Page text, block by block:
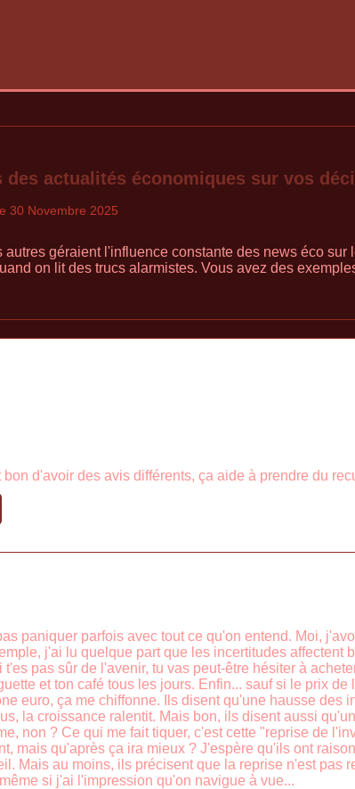
actualités économiques sur vos
30 Novembre 2025
géraient l'influence constante des news éco
on lit des trucs alarmistes. Vous avez des
bon d'avoir des avis différents, ça aide à prendre du
paniquer parfois avec tout ce qu'on entend. Moi,
j'ai lu quelque part que les incertitudes
pas sûr de l'avenir, tu vas peut-être hésiter à
et ton café tous les jours. Enfin... sauf si le prix
euro, ça me chiffonne. Ils disent qu'une hausse des
la croissance ralentit. Mais bon, ils disent aussi
non ? Ce qui me fait tiquer, c'est cette "reprise de
mais qu'après ça ira mieux ? J'espère qu'ils ont
Mais au moins, ils précisent que la reprise n'est pas
si j'ai l'impression qu'on navigue à vue...